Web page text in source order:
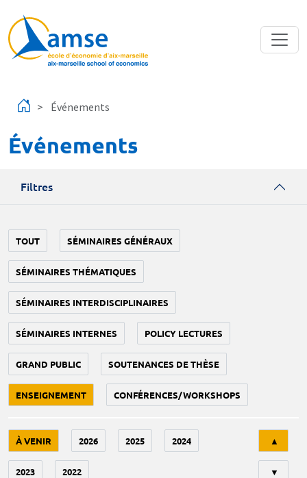
Événements
Événements
Filtres
TOUT SÉMINAIRES GÉNÉRAUX
SÉMINAIRES THÉMATIQUES
SÉMINAIRES INTERDISCIPLINAIRES
SÉMINAIRES INTERNES POLICY LECTURES
GRAND PUBLIC SOUTENANCES DE THÈSE
ENSEIGNEMENT CONFÉRENCES/WORKSHOPS
À VENIR 2026 2025 2024
2023 2022
▲
▼